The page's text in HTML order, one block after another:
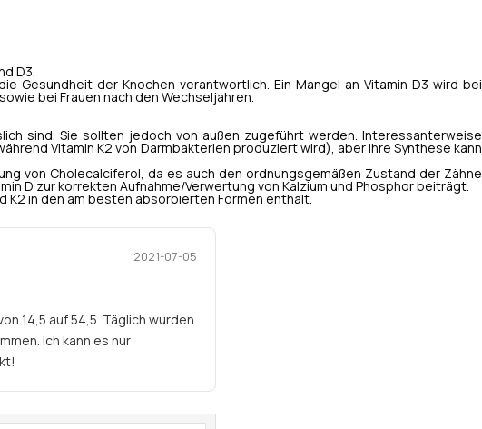
D3.
Gesundheit der Knochen verantwortlich. Ein Mangel an Vitamin D3 wird bei
bei Frauen nach den Wechseljahren.
sind. Sie sollten jedoch von außen zugeführt werden. Interessanterweise
Vitamin K2 von Darmbakterien produziert wird), aber ihre Synthese kann
von Cholecalciferol, da es auch den ordnungsgemäßen Zustand der Zähne
D zur korrekten Aufnahme/Verwertung von Kalzium und Phosphor beiträgt.
K2 in den am besten absorbierten Formen enthält.
2021-07-05
14,5 auf 54,5. Täglich wurden
Ich kann es nur